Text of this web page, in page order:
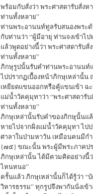
พร้อมกับสั่งว่า พระศาสดารับสั่ง
ท่านทั้งหลาย”
ท่านพระอานนท์ทูลรับสนองพระด
กับท่านว่า “ผู้มีอายุ ท่านจงเข้า
แล้วพูดอย่างนี้ว่า พระศาสดารับ
ท่านทั้งหลาย”
ภิกษุรูปนั้นรับคำท่านพระอานนท์
ไปปรากฏเบื้องหน้าภิกษุเหล่านั้
เหยียดแขนออกหรือคู้แขนเข้า ฉ
แม่น้ำวัคคุมุทาว่า “พระศาสดารั
ท่านทั้งหลาย”
ภิกษุเหล่านั้นรับคำของภิกษุนั้นแล้
หายไปจากฝั่งแม่น้ำวัคคุมุทา ไป
ศาลาในป่ามหาวัน เหมือนคนมีก
{๗๕} ขณะนั้น พระผู้มีพระภาคป
ภิกษุเหล่านั้น ได้มีควมคิดอย่างนี้
ไหนหนอ”
ครั้นแล้ว ภิกษุเหล่านั้นก็ได้รู้ว่า
วิหารธรรม” ทุกรูปจึงพากันนั่งเข้